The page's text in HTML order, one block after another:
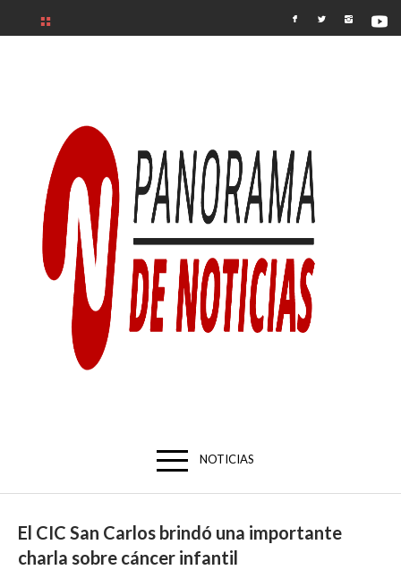
NOTICIAS
El CIC San Carlos brindó una importante
charla sobre cáncer infantil